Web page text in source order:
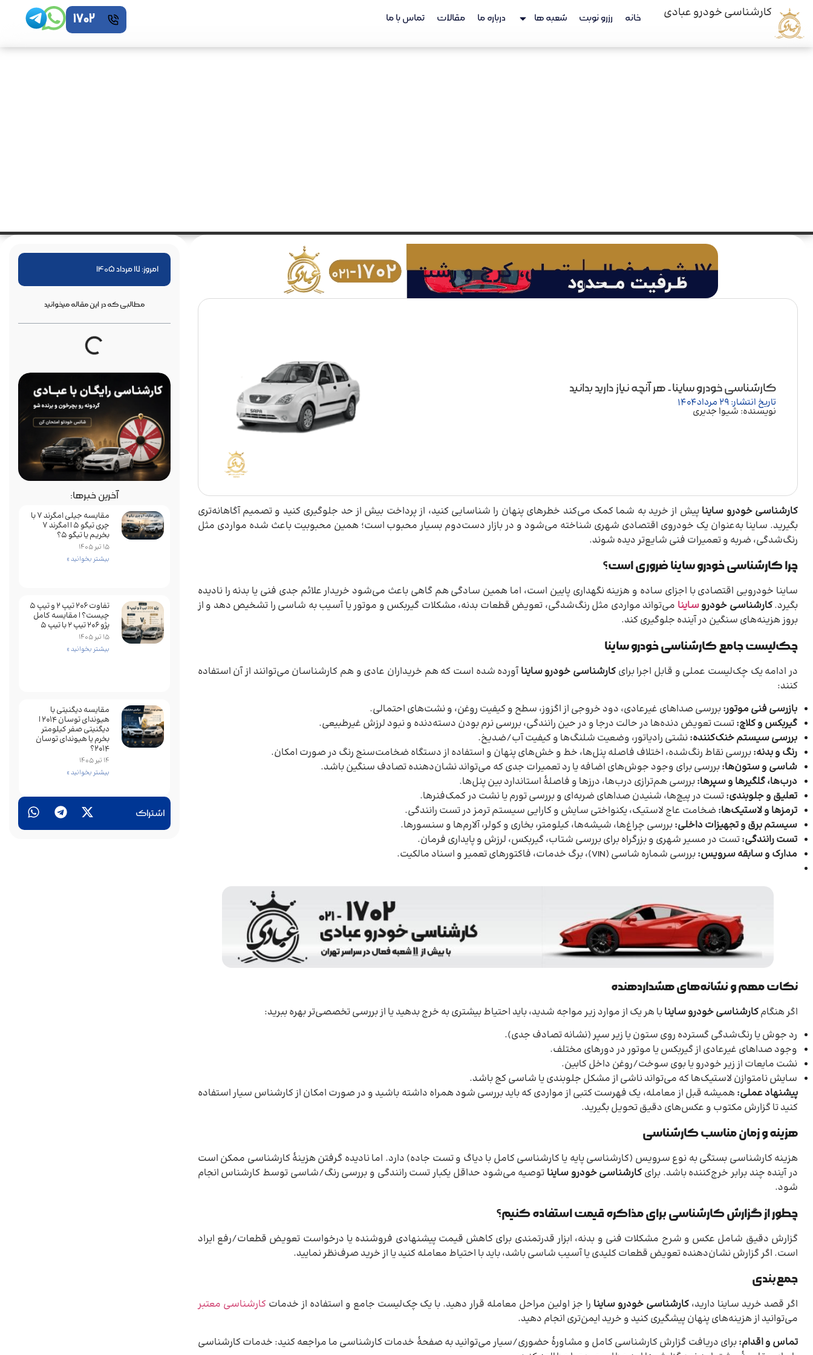
کارشناسی خودرو عبادی خانه رزرو نوبت شعبه ها درباره ما مقالات تماس با ما 1702
کارشناسی خودرو ساینا- هر آنچه نیاز دارید بدانید
تاریخ انتشار: 29 مرداد 1404
نویسنده: شیوا جدیری
کارشناسی خودرو ساینا پیش از خرید به شما کمک می‌کند خطرهای پنهان را شناسایی کنید، از پرداخت بیش از حد جلوگیری کنید و تصمیم آگاهانه‌تری
بگیرید. ساینا به‌عنوان یک خودروی اقتصادی شهری شناخته می‌شود و در بازار دست‌دوم بسیار محبوب است؛ همین محبوبیت باعث شده مواردی مثل
رنگ‌شدگی، ضربه و تعمیرات فنی شایع‌تر دیده شوند.
چراکارشناسی خودرو سایناضروری است؟
ساینا خودرویی اقتصادی با اجزای ساده و هزینه نگهداری پایین است، اما همین سادگی هم گاهی باعث می‌شود خریدار علائم جدی فنی یا بدنه را نادیده
بگیرد.کارشناسی خودروساینا می‌تواند مواردی مثل رنگ‌شدگی، تعویض قطعات بدنه، مشکلات گیربکس و موتور یا آسیب به شاسی را تشخیص دهد و از
بروز هزینه‌های سنگین در آینده جلوگیری کند.
چک‌لیست جامع کارشناسی خودرو ساینا
در ادامه یک چک‌لیست عملی و قابل اجرا برای کارشناسی خودرو سایناآورده شده است که هم خریداران عادی و هم کارشناسان می‌توانند از آن استفاده
کنند:
بازرسی فنی موتور: بررسی صداهای غیرعادی، دود خروجی از اگزوز، سطح و کیفیت روغن، و نشت‌های احتمالی.
گیربکس و کلاچ: تست تعویض دنده‌ها در حالت درجا و در حین رانندگی، بررسی نرم بودن دسته‌دنده و نبود لرزش غیرطبیعی.
بررسی سیستم خنک‌کننده: نشتی رادیاتور، وضعیت شلنگ‌ها و کیفیت آب/ضدیخ.
رنگ و بدنه: بررسی نقاط رنگ‌شده، اختلاف فاصله پنل‌ها، خط و خش‌های پنهان و استفاده از دستگاه ضخامت‌سنج رنگ در صورت امکان.
شاسی و ستون‌ها: بررسی برای وجود جوش‌های اضافه یا رد تعمیرات جدی که می‌تواند نشان‌دهنده تصادف سنگین باشد.
درب‌ها، گلگیرها و سپرها: بررسی هم‌ترازی درب‌ها، درزها و فاصلهٔ استاندارد بین پنل‌ها.
تعلیق و جلوبندی: تست در پیچ‌ها، شنیدن صداهای ضربه‌ای و بررسی تورم یا نشت در کمک‌فنرها.
ترمزها و لاستیک‌ها: ضخامت عاج لاستیک، یکنواختی سایش و کارایی سیستم ترمز در تست رانندگی.
سیستم برق و تجهیزات داخلی: بررسی چراغ‌ها، شیشه‌ها، کیلومتر، بخاری و کولر، آلارم‌ها و سنسورها.
تست رانندگی: تست در مسیر شهری و بزرگراه برای بررسی شتاب، گیربکس، لرزش و پایداری فرمان.
مدارک و سابقه سرویس: بررسی شماره شاسی (VIN)، برگ خدمات، فاکتورهای تعمیر و اسناد مالکیت.
نکات مهم و نشانه‌های هشداردهنده
اگر هنگامکارشناسی خودرو ساینا با هر یک از موارد زیر مواجه شدید، باید احتیاط بیشتری به خرج بدهید یا از بررسی تخصصی‌تر بهره ببرید:
رد جوش یا رنگ‌شدگی گسترده روی ستون یا زیر سپر (نشانه تصادف جدی).
وجود صداهای غیرعادی از گیربکس یا موتور در دورهای مختلف.
نشت مایعات از زیر خودرو یا بوی سوخت/روغن داخل کابین.
سایش نامتوازن لاستیک‌ها که می‌تواند ناشی از مشکل جلوبندی یا شاسی کج باشد.
پیشنهاد عملی: همیشه قبل از معامله، یک فهرست کتبی از مواردی که باید بررسی شود همراه داشته باشید و در صورت امکان از کارشناس سیار استفاده
کنید تا گزارش مکتوب و عکس‌های دقیق تحویل بگیرید.
هزینه و زمان مناسب کارشناسی
هزینه کارشناسی بستگی به نوع سرویس (کارشناسی پایه یا کارشناسی کامل با دیاگ و تست جاده) دارد. اما نادیده گرفتن هزینهٔ کارشناسی ممکن است
در آینده چند برابر خرج‌کننده باشد. برای کارشناسی خودرو ساینا توصیه می‌شود حداقل یکبار تست رانندگی و بررسی رنگ/شاسی توسط کارشناس انجام
شود.
چطور از گزارش کارشناسی برای مذاکره قیمت استفاده کنیم؟
گزارش دقیق شامل عکس و شرح مشکلات فنی و بدنه، ابزار قدرتمندی برای کاهش قیمت پیشنهادی فروشنده یا درخواست تعویض قطعات/رفع ایراد
است. اگر گزارش نشان‌دهنده تعویض قطعات کلیدی یا آسیب شاسی باشد، باید با احتیاط معامله کنید یا از خرید صرف‌نظر نمایید.
جمع‌بندی
اگر قصد خرید ساینا دارید، کارشناسی خودرو ساینا را جز اولین مراحل معامله قرار دهید. با یک چک‌لیست جامع و استفاده از خدمات کارشناسی معتبر
می‌توانید از هزینه‌های پنهان پیشگیری کنید و خرید ایمن‌تری انجام دهید.
تماس و اقدام: برای دریافت گزارش کارشناسی کامل و مشاورهٔ حضوری/سیار می‌توانید به صفحهٔ خدمات کارشناسی ما مراجعه کنید: خدمات کارشناسی
اشتراک
امروز: 17 مرداد 1405
آخرین خبرها:
مقایسه جیلی امگرند 7 با
چری تیگو 5 | امگرند 7
بخریم یا تیگو 5؟
15 تیر 1405
بیشتر بخوانید »
تفاوت ۲۰۶ تیپ ۲ و تیپ ۵
چیست؟ | مقایسه کامل
پژو ۲۰۶ تیپ ۲ با تیپ ۵
15 تیر 1405
بیشتر بخوانید »
مقایسه دیگنیتی با
هیوندای توسان 2014 |
دیگنیتی صفر کیلومتر
بخرم یا هیوندای توسان
2014؟
14 تیر 1405
بیشتر بخوانید »
مطالبی که در این مقاله میخوانید